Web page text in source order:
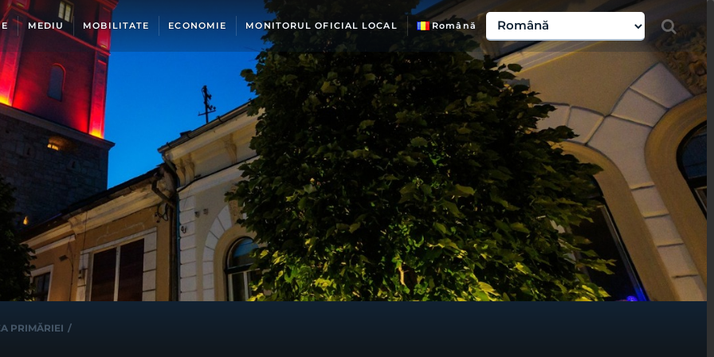
MEDIU MOBILITATE ECONOMIE MONITORUL OFICIAL LOCAL Română
PRIMĂRIEI /